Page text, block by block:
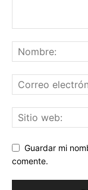
Guardar mi
comente.